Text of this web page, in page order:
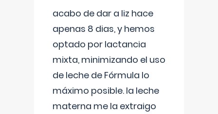
acabo de dar a liz hace
apenas 8 dias, y hemos
optado por lactancia
mixta, minimizando el uso
de leche de Fórmula lo
máximo posible. la leche
materna me la extraigo